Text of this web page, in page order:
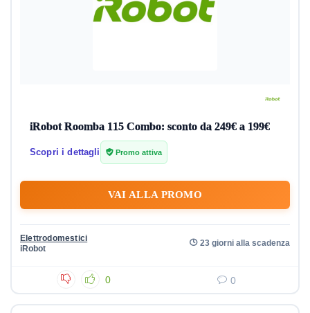
iRobot Roomba 115 Combo: sconto da 249€ a 199€
Scopri i dettagli Promo attiva
VAI ALLA PROMO
Elettrodomestici
iRobot
23 giorni alla scadenza
0 0